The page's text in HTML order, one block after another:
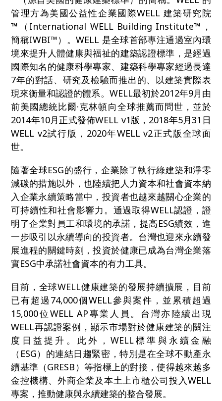
管理方為美國公益性企業國際WELL 建築研究院
™（International WELL Building Institute™，
簡稱IWBI™）。WELL 是全球首部專注通過室內環
境來提升人體健康與福祉的建築認證標準，是經過
國際知名的健康科學專家、建築科學專家經過長達
7年的對話、研究及檢驗而推出的、以建築實際表
現來衡量和認證的體系。WELL最初於2012年9月由
前美國總統比爾·克林頓向全球推薦而問世，並於
2014年10月正式發佈WELL v1版，2018年5月31日
WELL v2試行版，2020年WELL v2正式版全球面
世。
隨著全球ESG的盛行，企業除了執行綠建築和淨零
減碳的措施以外，也陸續把人力資本和社會資本納
入企業永續策略當中，投資者也越來越關心企業的
可持續性和社會影響力。通過取得WELL認證，證
明了企業對員工和環境的承諾，提高ESG績效，進
一步吸引以永續導向的投資者。台灣也迎來永續發
展進程的關鍵時刻，投資於健康已成為台灣企業落
實ESG中承諾社會資本的有力工具。
目前，全球WELL健康建築的發展持續擴展，目前
已有超過74,000個WELL參與案件，並累積超過
15,000位WELL AP專業人員。台灣亦陸續出現
WELL再認證案例，顯示市場對於健康建築的關注
度日益提升。此外，WELL標準與永續金融
（ESG）的連結日趨緊密，特別是在全球不動產永
續基準（GRESB）等指標上的對接，使得越來越多
金控機構、外商企業及本土上市櫃公司投入WELL
專案，推動健康與永續建築的整合發展。